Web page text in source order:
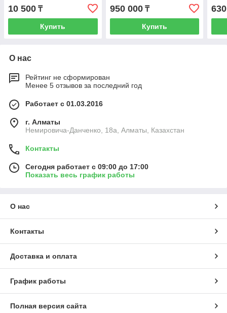
10 500 ₸
Купить
950 000₸
Купить
О нас
Рейтинг не сформирован
Менее 5 отзывов за последний год
Работает с 01.03.2016
г. Алматы
Немировича-Данченко, 18а, Алматы, Казахстан
Контакты
Сегодня работает с 09:00 до 17:00
Показать весь график работы
О нас
Контакты
Доставка и оплата
График работы
Полная версия сайта